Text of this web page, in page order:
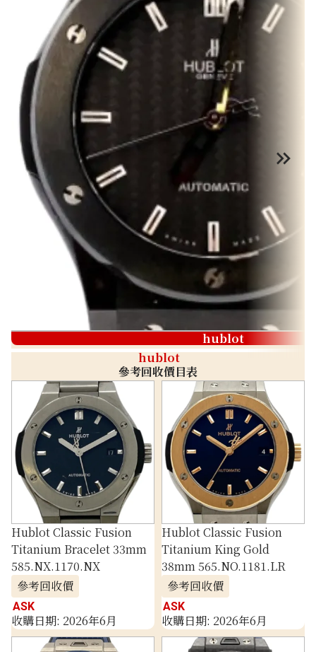
hublot
hublot
參考回收價目表
Hublot Classic Fusion
Titanium Bracelet 33mm
585.NX.1170.NX
參考回收價
ASK
收購日期: 2026年6月
Hublot Classic Fusion
Titanium King Gold
38mm 565.NO.1181.LR
參考回收價
ASK
收購日期: 2026年6月